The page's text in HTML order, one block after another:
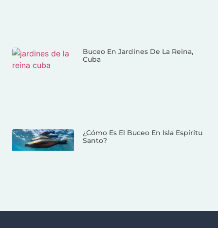
Buceo En Jardines De La Reina,
Cuba
¿Cómo Es El Buceo En Isla Espíritu
Santo?